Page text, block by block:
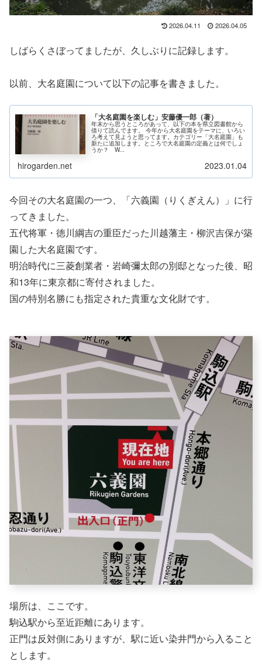
2026.04.11 2026.04.05
しばらくさぼってましたが、久しぶりに記録します。
以前、大名庭園について以下の記事を書きました。
「大名庭園を楽しむ」安藤優一郎（著）
年末から思うところがあって、以下の本を県立図書館から
借りて読んでます。 今年から大名庭園をテーマに、いろい
ろ考えて見ようと思ってます。カテゴリー「大名庭園」も
新たに追加します。ところで大名庭園の定義とは何でしょ
うか？ W...
hirogarden.net 2023.01.04
今回その大名庭園の一つ、「六義園（りくぎえん）」に行
ってきました。
五代将軍・徳川綱吉の重臣だった川越藩主・柳沢吉保が築
園した大名庭園です。
明治時代に三菱創業者・岩崎彌太郎の別邸となった後、昭
和13年に東京都に寄付されました。
国の特別名勝にも指定された貴重な文化財です。
場所は、ここです。
駒込駅から至近距離にあります。
正門は反対側にありますが、駅に近い染井門から入ること
とします。